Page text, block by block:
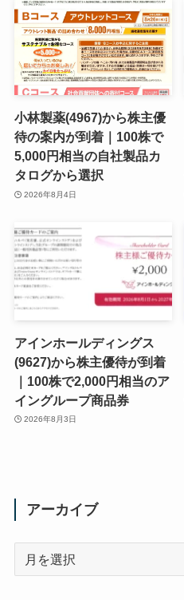
小林製薬(4967)から株主優
待の案内が到着｜100株で
5,000円相当の自社製品カ
タログから選択
2026年8月4日
アインホールディングス
(9627)から株主優待が到着
｜100株で2,000円相当のア
イングループ商品券
2026年8月3日
アーカイブ